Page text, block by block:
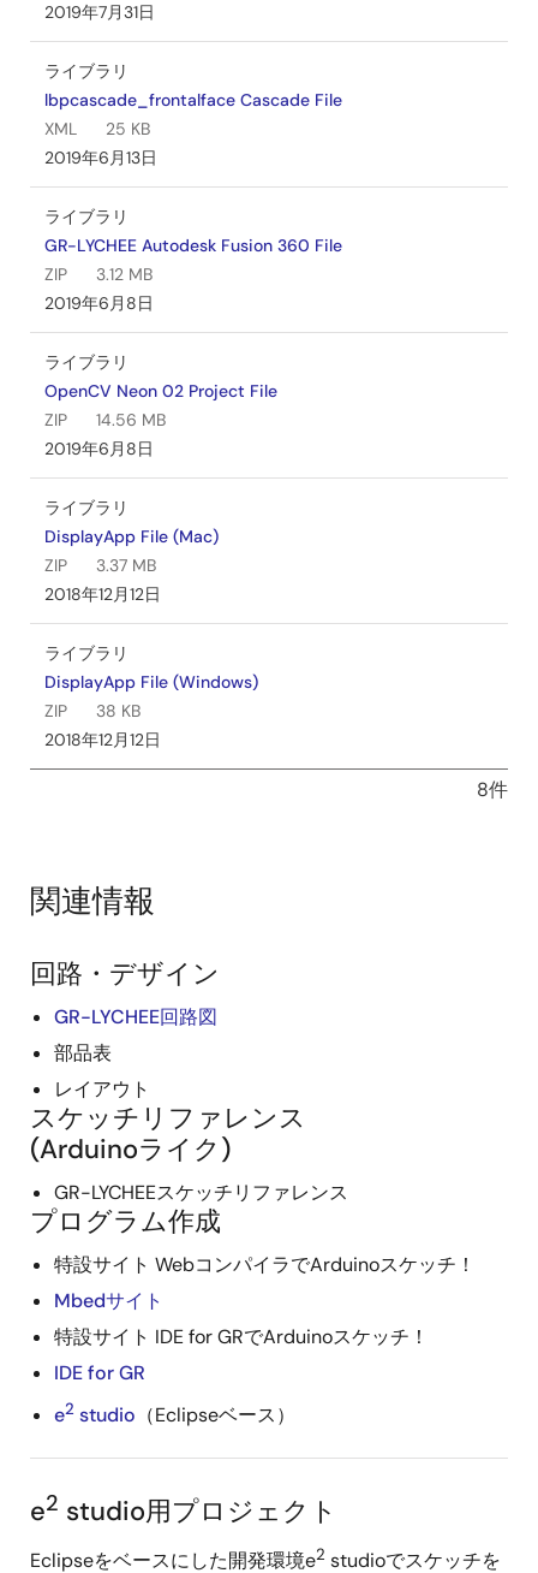
2019年7月31日
ライブラリ
lbpcascade_frontalface Cascade File
XML
25 KB
2019年6月13日
ライブラリ
GR-LYCHEE Autodesk Fusion 360 File
ZIP
3.12 MB
2019年6月8日
ライブラリ
OpenCV Neon 02 Project File
ZIP
14.56 MB
2019年6月8日
ライブラリ
DisplayApp File (Mac)
ZIP
3.37 MB
2018年12月12日
ライブラリ
DisplayApp File (Windows)
ZIP
38 KB
2018年12月12日
8件
関連情報
回路・デザイン
GR-LYCHEE回路図
部品表
レイアウト
スケッチリファレンス
(Arduinoライク)
GR-LYCHEEスケッチリファレンス
プログラム作成
特設サイト WebコンパイラでArduinoスケッチ！
Mbedサイト
特設サイト IDE for GRでArduinoスケッチ！
IDE for GR
e2 studio （Eclipseベース）
e2 studio用プロジェクト
Eclipseをベースにした開発環境e2 studioでスケッチを